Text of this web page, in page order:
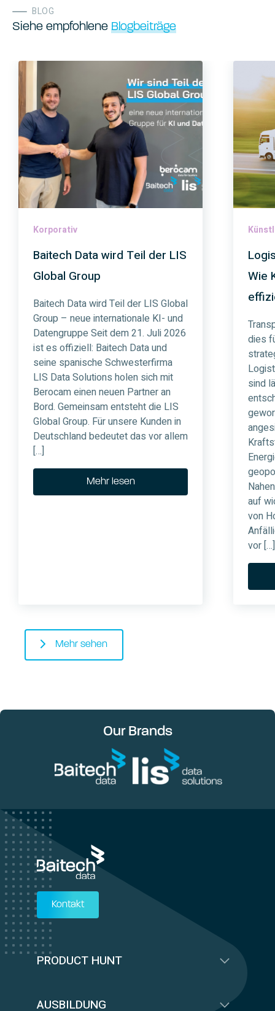
BLOG
Siehe empfohlene Blogbeiträge
Korporativ
Baitech Data wird Teil der LIS
Global Group
Baitech Data wird Teil der LIS Global
Group – neue internationale KI- und
Datengruppe Seit dem 21. Juli 2026
ist es offiziell: Baitech Data und
seine spanische Schwesterfirma
LIS Data Solutions holen sich mit
Berocam einen neuen Partner an
Bord. Gemeinsam entsteht die LIS
Global Group. Für unsere Kunden in
Deutschland bedeutet das vor allem
[…]
Mehr lesen
Wie
dies
sind
auf
von
vor […]
Mehr sehen
Our Brands
Kontakt
PRODUCT HUNT
AUSBILDUNG